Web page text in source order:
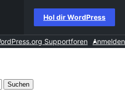
Hol dir WordPress
Supportforen Anmelden